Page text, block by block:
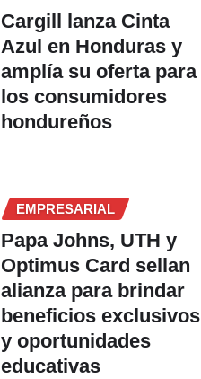
Cargill lanza Cinta
Azul en Honduras y
amplía su oferta para
los consumidores
hondureños
EMPRESARIAL
Papa Johns, UTH y
Optimus Card sellan
alianza para brindar
beneficios exclusivos
y oportunidades
educativas